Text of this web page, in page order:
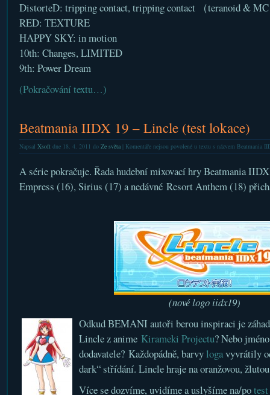
DistorteD: tripping contact, tripping contact （teranoid &
RED: TEXTURE
HAPPY SKY: in motion
10th: Changes, LIMITED
9th: Power Dream
(Pokračování textu…)
Beatmania IIDX 19 – Lincle (test lokace)
Napsal Xsoftdne 18. 4. 2011 do Ze světa| Komentáře nejsou povolenéu textu s názvem Beatmania
A série pokračuje. Řada hudební mixovací hry Beatmania
Empress (16), Sirius (17) a nedávné Resort Anthem (18)
(nové logo iidx19)
Odkud BEMANI autoři berou inspiraci je
Lincle z anime Kirameki Projectu? Nebo
dodavatele? Každopádně, barvy logavyvrátily
dark“ střídání. Lincle hraje na oranžovou,
Více se dozvíme, uvidíme a uslyšíme na/po